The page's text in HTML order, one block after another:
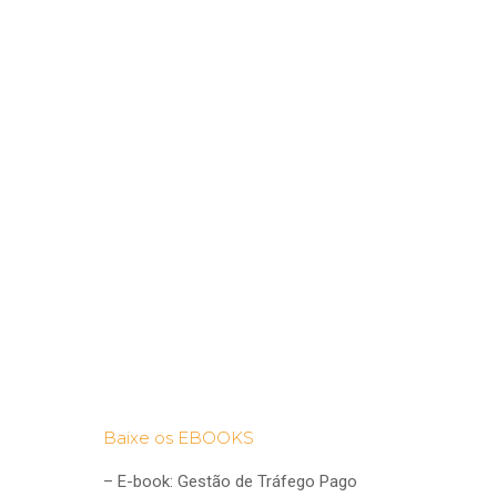
Baixe os EBOOKS
–E-book: Gestão de Tráfego Pago